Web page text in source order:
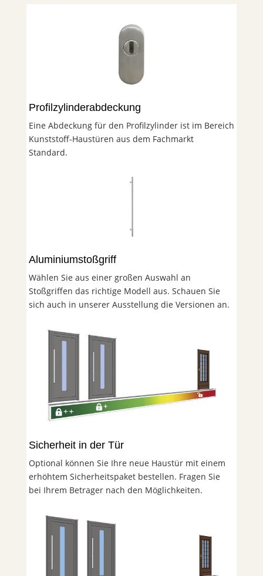
Profilzylinderabdeckung
Eine Abdeckung für den Profilzylinder ist im Bereich
Kunststoff-Haustüren aus dem Fachmarkt
Standard.
Aluminiumstoßgriff
Wählen Sie aus einer großen Auswahl an
Stoßgriffen das richtige Modell aus. Schauen Sie
sich auch in unserer Ausstellung die Versionen an.
Sicherheit in der Tür
Optional können Sie Ihre neue Haustür mit einem
erhöhtem Sicherheitspaket bestellen. Fragen Sie
bei Ihrem Betrager nach den Möglichkeiten.